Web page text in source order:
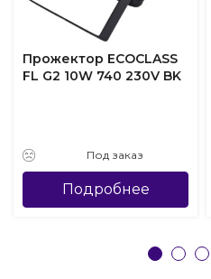
Прожектор ECOCLASS
FL G2 10W 740 230V BK
Под заказ
Подробнее